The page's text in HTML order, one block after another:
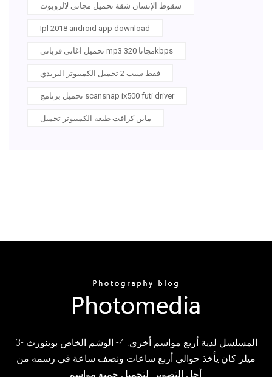
سقوط الإنسان شقة تحميل مجاني لالروبوت
Ipl 2018 android app download
تحميل اغاني قرباني mp3 مجانا 320kbps
فقط سبب 2 تحميل الكمبيوتر البريدي
تحميل برنامج scansnap ix500 futi driver
ماين كرافت طبعة الكمبيوتر تحميل
3- المسلسل لدية أربع مواسم أخري. 4- الوشم الخاص بوينورث
ميلر كان يأخذ حوالي أربع ساعات ونصف ساعة في رسمه من